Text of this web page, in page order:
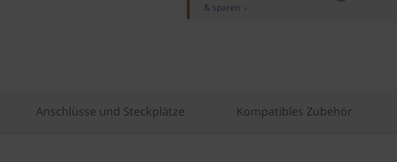
& sparen ›
Anschlüsse und Steckplätze Kompatibles Zubehör